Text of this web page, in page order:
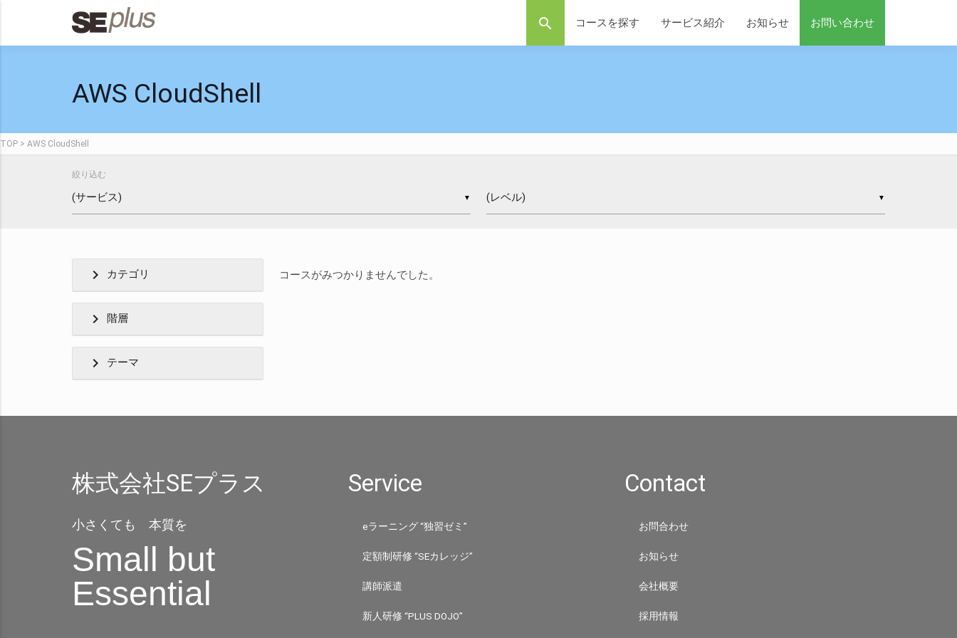
search コースを探す サービス紹介 お知らせ お問い合わせ
AWS CloudShell
TOP AWS CloudShell
絞り込む
▼ ▼
chevron_right カテゴリ
chevron_right 階層
chevron_right テーマ
コースがみつかりませんでした。
株式会社SEプラス
小さくても 本質を
Small but
Essential
Service
eラーニング “独習ゼミ”
定額制研修 “SEカレッジ”
講師派遣
新人研修 “PLUS DOJO”
Contact
お問合わせ
お知らせ
会社概要
採用情報